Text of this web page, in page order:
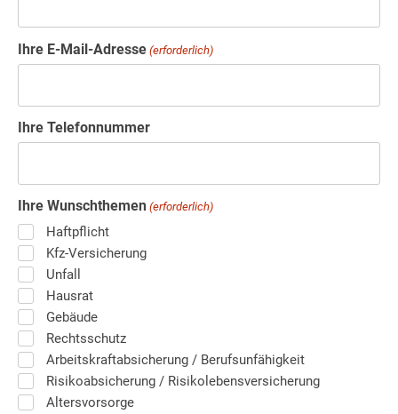
Ihre E-Mail-Adresse (erforderlich)
Ihre Telefonnummer
Ihre Wunschthemen (erforderlich)
Haftpflicht
Kfz-Versicherung
Unfall
Hausrat
Gebäude
Rechtsschutz
Arbeitskraftabsicherung / Berufsunfähigkeit
Risikoabsicherung / Risikolebensversicherung
Altersvorsorge